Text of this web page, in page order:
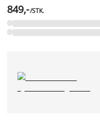
849,-/STK.